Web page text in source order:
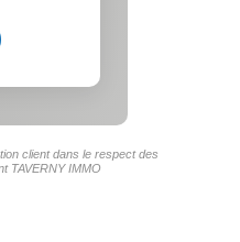
client dans le respect des
TAVERNY IMMO